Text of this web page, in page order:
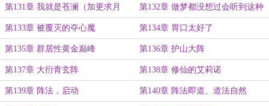
第131章 我就是苍澜（加更求月
票）
第132章 做梦都没想过会听到这种
话
第133章 被覆灭的夺心魔 第134章 胃口太好了
第135章 群居性黄金巅峰 第136章 护山大阵
第137章 大衍青玄阵 第138章 修仙的艾莉诺
第139章 阵法，启动 第140章 阵法即道、道法自然